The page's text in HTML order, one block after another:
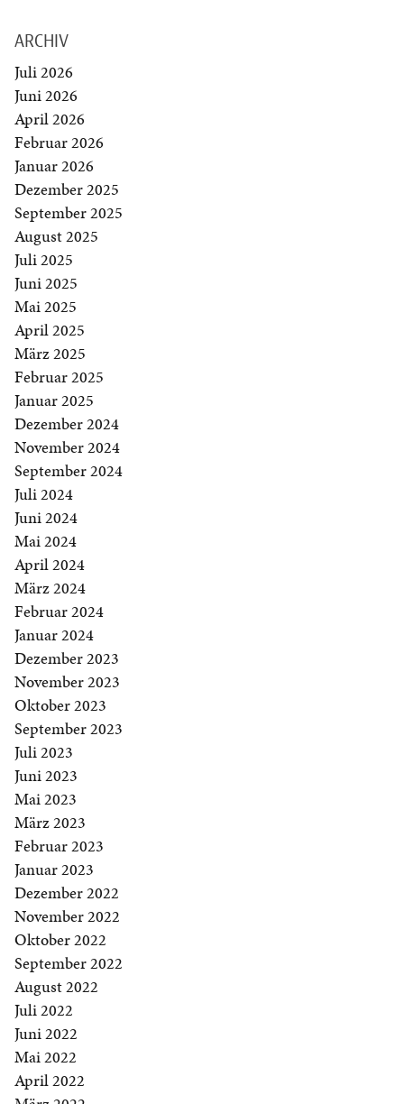
ARCHIV
Juli 2026
Juni 2026
April 2026
Februar 2026
Januar 2026
Dezember 2025
September 2025
August 2025
Juli 2025
Juni 2025
Mai 2025
April 2025
März 2025
Februar 2025
Januar 2025
Dezember 2024
November 2024
September 2024
Juli 2024
Juni 2024
Mai 2024
April 2024
März 2024
Februar 2024
Januar 2024
Dezember 2023
November 2023
Oktober 2023
September 2023
Juli 2023
Juni 2023
Mai 2023
März 2023
Februar 2023
Januar 2023
Dezember 2022
November 2022
Oktober 2022
September 2022
August 2022
Juli 2022
Juni 2022
Mai 2022
April 2022